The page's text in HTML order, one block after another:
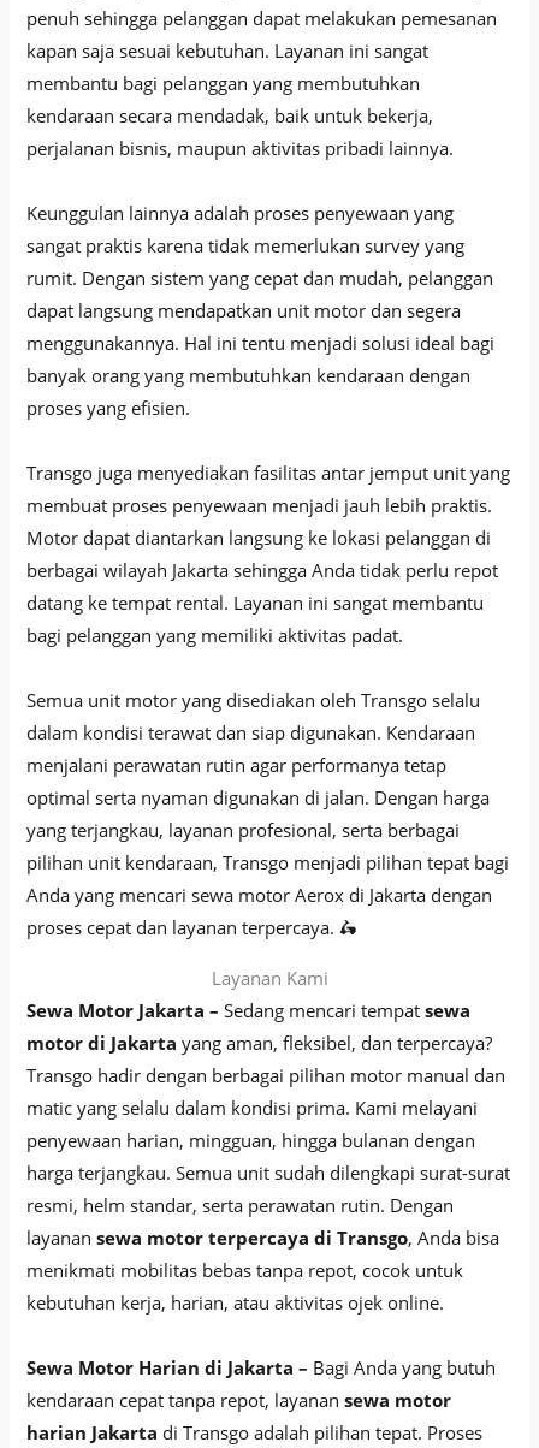
penuh sehingga pelanggan dapat melakukan pemesanan
kapan saja sesuai kebutuhan. Layanan ini sangat
membantu bagi pelanggan yang membutuhkan
kendaraan secara mendadak, baik untuk bekerja,
perjalanan bisnis, maupun aktivitas pribadi lainnya.
Keunggulan lainnya adalah proses penyewaan yang
sangat praktis karena tidak memerlukan survey yang
rumit. Dengan sistem yang cepat dan mudah, pelanggan
dapat langsung mendapatkan unit motor dan segera
menggunakannya. Hal ini tentu menjadi solusi ideal bagi
banyak orang yang membutuhkan kendaraan dengan
proses yang efisien.
Transgo juga menyediakan fasilitas antar jemput unit yang
membuat proses penyewaan menjadi jauh lebih praktis.
Motor dapat diantarkan langsung ke lokasi pelanggan di
berbagai wilayah Jakarta sehingga Anda tidak perlu repot
datang ke tempat rental. Layanan ini sangat membantu
bagi pelanggan yang memiliki aktivitas padat.
Semua unit motor yang disediakan oleh Transgo selalu
dalam kondisi terawat dan siap digunakan. Kendaraan
menjalani perawatan rutin agar performanya tetap
optimal serta nyaman digunakan di jalan. Dengan harga
yang terjangkau, layanan profesional, serta berbagai
pilihan unit kendaraan, Transgo menjadi pilihan tepat bagi
Anda yang mencari sewa motor Aerox di Jakarta dengan
proses cepat dan layanan terpercaya. 🛵
Layanan Kami
Sewa Motor Jakarta – Sedang mencari tempatsewa
motor di Jakarta yang aman, fleksibel, dan terpercaya?
Transgo hadir dengan berbagai pilihan motor manual dan
matic yang selalu dalam kondisi prima. Kami melayani
penyewaan harian, mingguan, hingga bulanan dengan
harga terjangkau. Semua unit sudah dilengkapi surat-surat
resmi, helm standar, serta perawatan rutin. Dengan
layanansewa motor terpercaya di Transgo, Anda bisa
menikmati mobilitas bebas tanpa repot, cocok untuk
kebutuhan kerja, harian, atau aktivitas ojek online.
Sewa Motor Harian di Jakarta – Bagi Anda yang butuh
kendaraan cepat tanpa repot, layanansewa motor
harian Jakarta di Transgo adalah pilihan tepat. Proses